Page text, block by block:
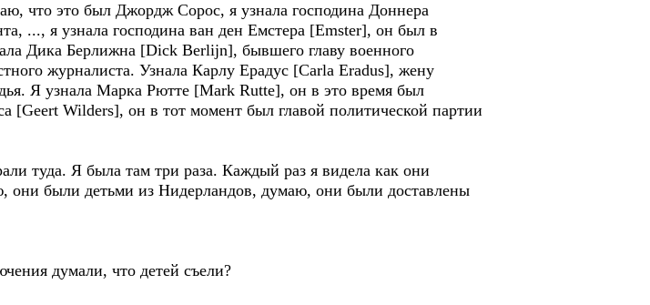
что это был Джордж Сорос, я узнала господина Доннера
..., я узнала господина ван ден Емстера [Emster], он был в
Дика Берлижна [Dick Berlijn], бывшего главу военного
журналиста. Узнала Карлу Ерадус [Carla Eradus], жену
Я узнала Марка Рютте [Mark Rutte], он в это время был
[Geert Wilders], он в тот момент был главой политической партии
туда. Я была там три раза. Каждый раз я видела как они
они были детьми из Нидерландов, думаю, они были доставлены
думали, что детей съели?